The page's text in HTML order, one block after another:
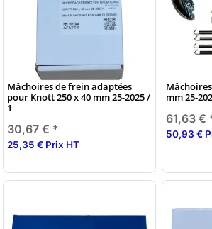
Mâchoires de frein adaptées
pour Knott 250 x 40 mm 25-2025 /
1
30,67 € *
25,35 € Prix HT
mm 25-
61,63 €
50,93 €